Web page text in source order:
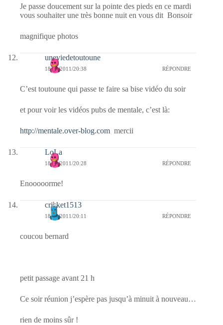
Je passe doucement sur la pointe des pieds en ce mardi
vous souhaiter une très bonne nuit en vous dit Bonsoir
magnifique photos
uneviedetoutoune
18/10/2011/20:38 RÉPONDRE
C’est toutoune qui passe te faire sa bise vidéo du soir
et pour voir les vidéos pubs de mentale, c’est là:
http://mentale.over-blog.com mercii
LoLa
18/10/2011/20:28 RÉPONDRE
Enooooorme!
cricket1513
18/10/2011/20:11 RÉPONDRE
coucou bernard
petit passage avant 21 h
Ce soir réunion j’espère pas jusqu’à minuit à nouveau…
rien de moins sûr !